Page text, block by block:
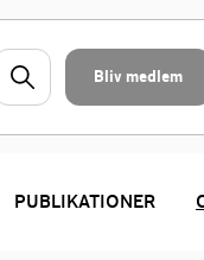
Bliv medlem
PUBLIKATIONER